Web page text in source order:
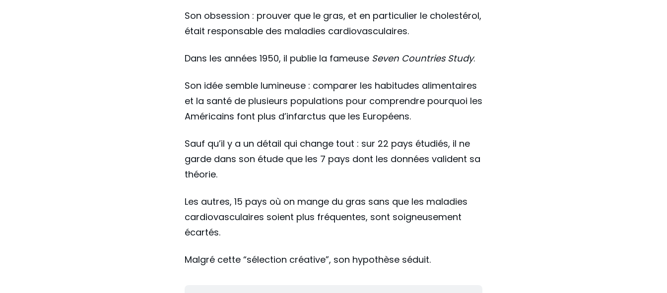
Son obsession : prouver que le gras, et en particulier le cholestérol,
était responsable des maladies cardiovasculaires.
Dans les années 1950, il publie la fameuse Seven Countries Study.
Son idée semble lumineuse : comparer les habitudes alimentaires
et la santé de plusieurs populations pour comprendre pourquoi les
Américains font plus d’infarctus que les Européens.
Sauf qu’il y a un détail qui change tout : sur 22 pays étudiés, il ne
garde dans son étude que les 7 pays dont les données valident sa
théorie.
Les autres, 15 pays où on mange du gras sans que les maladies
cardiovasculaires soient plus fréquentes, sont soigneusement
écartés.
Malgré cette “sélection créative”, son hypothèse séduit.